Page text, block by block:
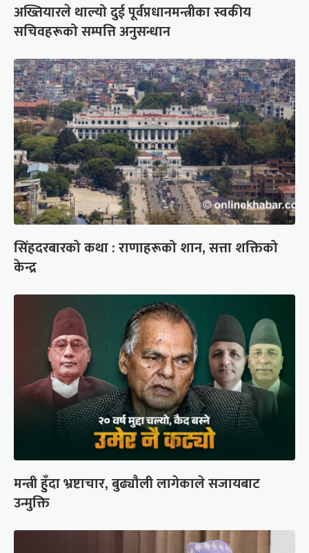
अख्तियारले थाल्यो दुई पूर्वप्रधानमन्त्रीका स्वकीय
सचिवहरूको सम्पत्ति अनुसन्धान
सिंहदरबारको कथा : राणाहरूको शान, सत्ता शक्तिको
केन्द्र
मन्त्री हुँदा भ्रष्टाचार, बुढ्यौली लागेकाले सजायबाट
उन्मुक्ति